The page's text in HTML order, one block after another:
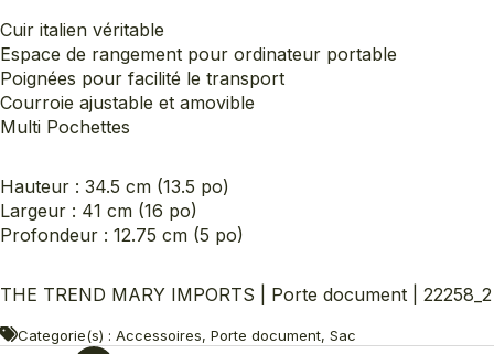
Cuir italien véritable
Espace de rangement pour ordinateur portable
Poignées pour facilité le transport
Courroie ajustable et amovible
Multi Pochettes
Hauteur : 34.5 cm (13.5 po)
Largeur : 41 cm (16 po)
Profondeur : 12.75 cm (5 po)
THE TREND MARY IMPORTS | Porte document | 22258_2
Categorie(s) : Accessoires, Porte document, Sac